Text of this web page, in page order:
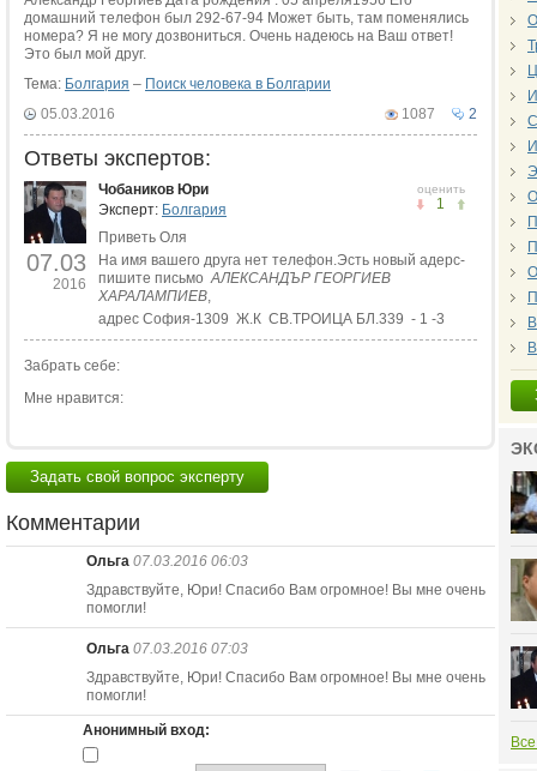
домашний телефон был 292-67-94 Может быть, там поменялись
номера? Я не могу дозвониться. Очень надеюсь на Ваш ответ!
Это был мой друг.
Тема: Болгария – Поиск человека в Болгарии
2
1087
05.03.2016
Ответы экспертов:
07.03
2016
оценить
1
Чобаников Юри
Эксперт: Болгария
Приветь Оля
На имя вашего друга нет телефон.Эсть новый адерс-
пишите письмоАЛЕКСАНДЪР ГЕОРГИЕВ
ХАРАЛАМПИЕВ,
адрес София-1309 Ж.К СВ.ТРОИЦА БЛ.339 - 1 -3
Забрать себе:
Мне нравится:
Задать свой вопрос эксперту
Комментарии
Ольга 07.03.2016 06:03
Здравствуйте, Юри! Спасибо Вам огромное! Вы мне очень
помогли!
Ольга 07.03.2016 07:03
Здравствуйте, Юри! Спасибо Вам огромное! Вы мне очень
помогли!
Анонимный вход: